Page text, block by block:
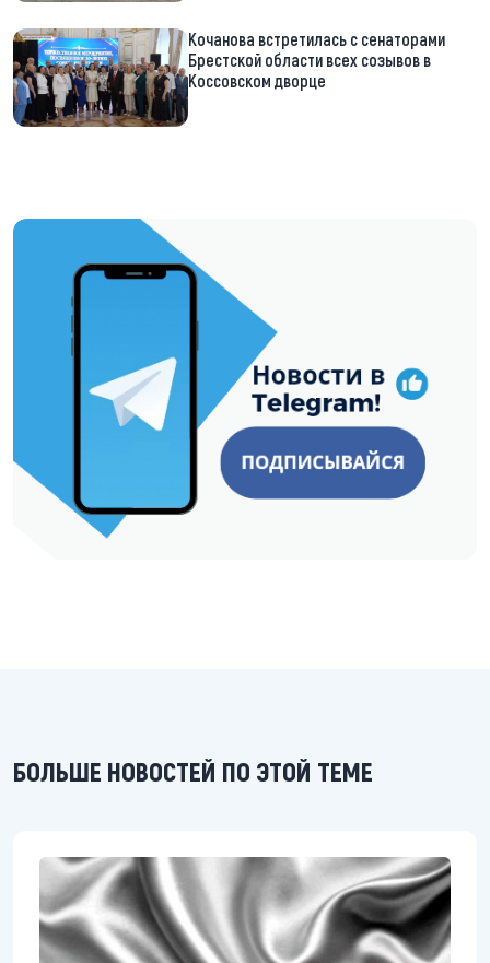
Кочанова встретилась с сенаторами
Брестской области всех созывов в
Коссовском дворце
https://t.me/minskctvby
БОЛЬШЕ НОВОСТЕЙ ПО ЭТОЙ ТЕМЕ